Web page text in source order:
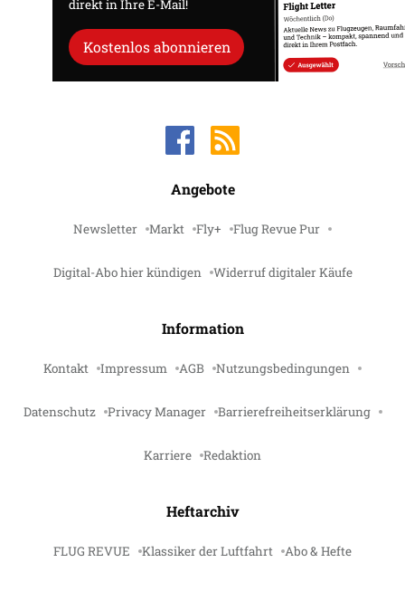
direkt in Ihre E-Mail!
Kostenlos abonnieren
Angebote
Newsletter Markt Fly+ Flug Revue Pur
Digital-Abo hier kündigen Widerruf digitaler Käufe
Information
Kontakt Impressum AGB Nutzungsbedingungen
Datenschutz Privacy Manager Barrierefreiheitserklärung
Karriere Redaktion
Heftarchiv
FLUG REVUE Klassiker der Luftfahrt Abo & Hefte